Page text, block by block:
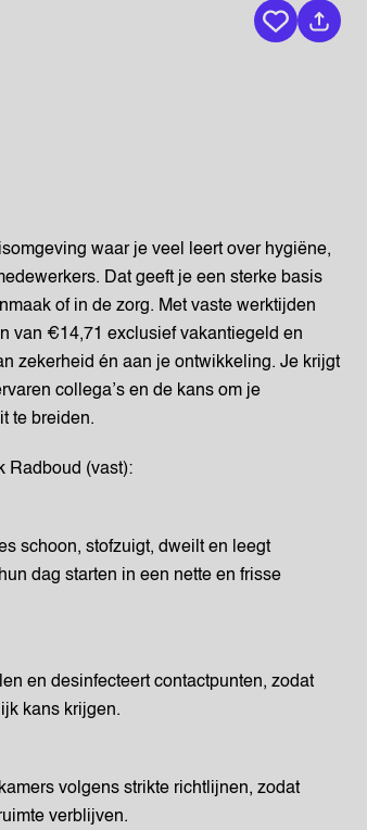
Bewaar
waar je veel leert over hygiëne,
Dat geeft je een sterke basis
of in de zorg. Met vaste werktijden
van €14,71 exclusief vakantiegeld en
zekerheid én aan je ontwikkeling. Je krijgt
collega’s en de kans om je
te breiden.
Radboud (vast):
schoon, stofzuigt, dweilt en leegt
dag starten in een nette en frisse
en desinfecteert contactpunten, zodat
kans krijgen.
volgens strikte richtlijnen, zodat
verblijven.